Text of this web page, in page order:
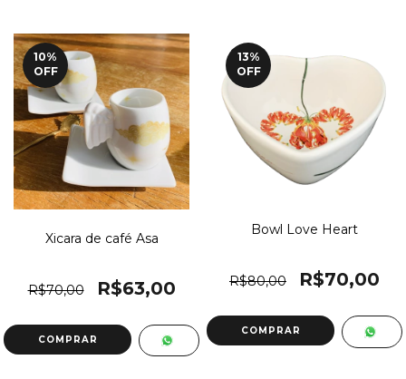
10%
OFF
Xicara de café Asa
R$70,00 R$63,00
13%
OFF
Bowl Love Heart
R$80,00 R$70,00